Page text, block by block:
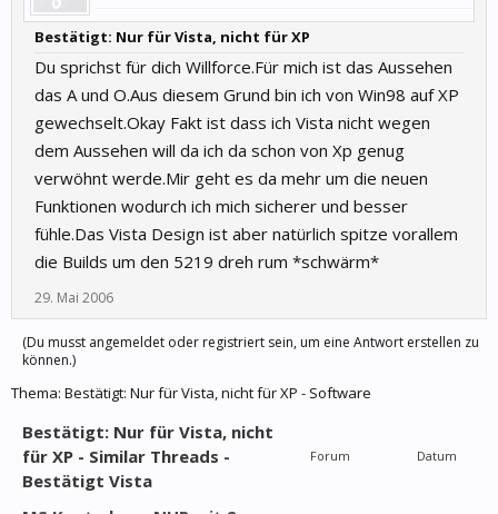
Bestätigt: Nur für Vista, nicht für XP
Du sprichst für dich Willforce.Für mich ist das Aussehen
das A und O.Aus diesem Grund bin ich von Win98 auf XP
gewechselt.Okay Fakt ist dass ich Vista nicht wegen
dem Aussehen will da ich da schon von Xp genug
verwöhnt werde.Mir geht es da mehr um die neuen
Funktionen wodurch ich mich sicherer und besser
fühle.Das Vista Design ist aber natürlich spitze vorallem
die Builds um den 5219 dreh rum *schwärm*
29. Mai 2006
(Du musst angemeldet oder registriert sein, um eine Antwort erstellen zu
können.)
Thema: Bestätigt: Nur für Vista, nicht für XP - Software
Bestätigt: Nur für Vista, nicht
für XP - Similar Threads -
Bestätigt Vista
Forum Datum